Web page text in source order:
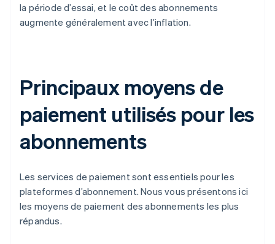
la période d’essai, et le coût des abonnements
augmente généralement avec l’inflation.
Principaux moyens de
paiement utilisés pour les
abonnements
Les services de paiement sont essentiels pour les
plateformes d’abonnement. Nous vous présentons ici
les moyens de paiement des abonnements les plus
répandus.